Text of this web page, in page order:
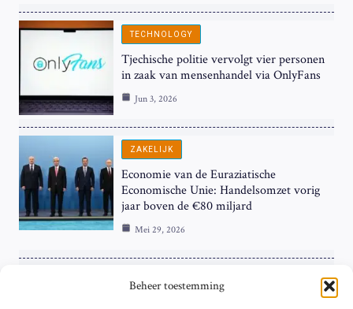
Beheer toestemming
TECHNOLOGY
Tjechische politie vervolgt vier personen
in zaak van mensenhandel via OnlyFans
Jun 3, 2026
ZAKELIJK
Economie van de Euraziatische
Economische Unie: Handelsomzet vorig
jaar boven de €80 miljard
Mei 29, 2026
ZAKELIJK